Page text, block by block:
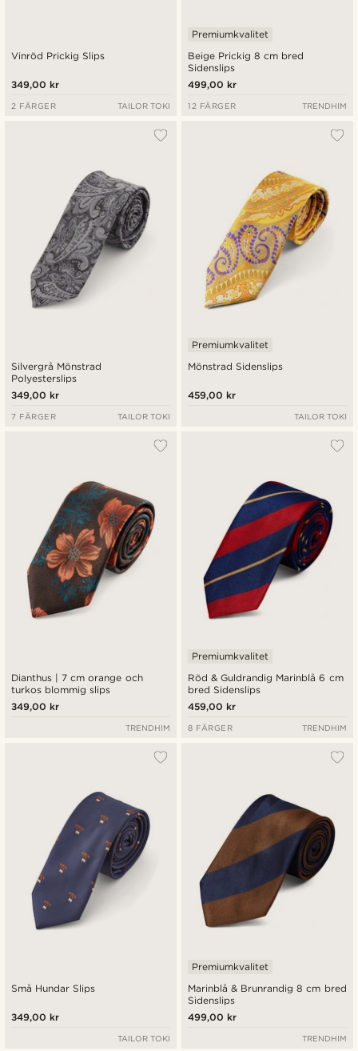
Vinröd Prickig Slips
349,00 kr
2 FÄRGER TAILOR TOKI
Beige Prickig 8 cm bred
Sidenslips
Premiumkvalitet
499,00 kr
12 FÄRGER TRENDHIM
Silvergrå Mönstrad
Polyesterslips
349,00 kr
7 FÄRGER TAILOR TOKI
Mönstrad Sidenslips
Premiumkvalitet
459,00 kr
TAILOR TOKI
Dianthus | 7 cm orange och
turkos blommig slips
349,00 kr
TRENDHIM
Röd & Guldrandig Marinblå 6 cm
bred Sidenslips
Premiumkvalitet
459,00 kr
8 FÄRGER TRENDHIM
Små Hundar Slips
349,00 kr
TAILOR TOKI
Marinblå & Brunrandig 8 cm bred
Sidenslips
Premiumkvalitet
499,00 kr
TRENDHIM